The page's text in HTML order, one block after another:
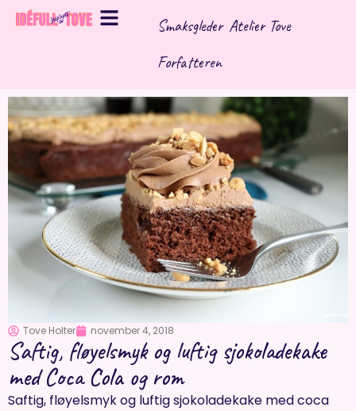
Hopp
rett
Smaksgleder Atelier Tove
Forfatteren
Tove Holter november 4, 2018
Saftig, fløyelsmyk og luftig sjokoladekake
med Coca Cola og rom
Saftig, fløyelsmyk og luftig sjokoladekake med coca